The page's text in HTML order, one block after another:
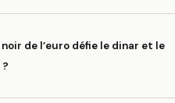
de l’euro défie le dinar et le